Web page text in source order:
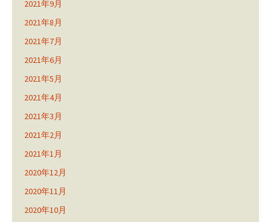
2021年9月
2021年8月
2021年7月
2021年6月
2021年5月
2021年4月
2021年3月
2021年2月
2021年1月
2020年12月
2020年11月
2020年10月